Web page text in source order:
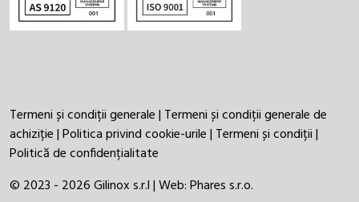
Termeni și condiții generale| Termeni și condiții generale de
achiziție|Politica privind cookie-urile| Termeni și condiții|
Politică de confidențialitate
© 2023 - 2026 Gilinox s.r.l | Web:Phares s.r.o.